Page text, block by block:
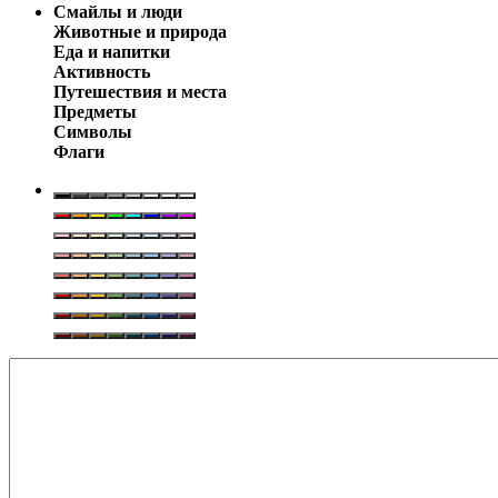
Смайлы и люди
Животные и природа
Еда и напитки
Активность
Путешествия и места
Предметы
Символы
Флаги